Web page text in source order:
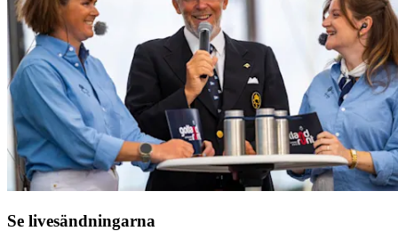
Se livesändningarna